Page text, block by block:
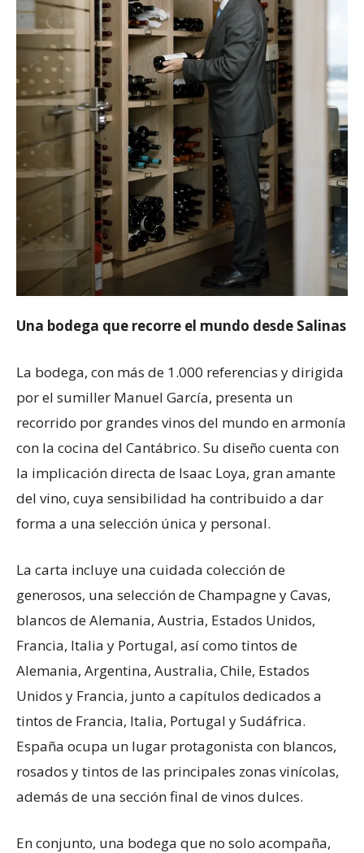
Una bodega que recorre el mundo desde Salinas
La bodega, con más de 1.000 referencias y dirigida
por el sumiller Manuel García, presenta un
recorrido por grandes vinos del mundo en armonía
con la cocina del Cantábrico. Su diseño cuenta con
la implicación directa de Isaac Loya, gran amante
del vino, cuya sensibilidad ha contribuido a dar
forma a una selección única y personal.
La carta incluye una cuidada colección de
generosos, una selección de Champagne y Cavas,
blancos de Alemania, Austria, Estados Unidos,
Francia, Italia y Portugal, así como tintos de
Alemania, Argentina, Australia, Chile, Estados
Unidos y Francia, junto a capítulos dedicados a
tintos de Francia, Italia, Portugal y Sudáfrica.
España ocupa un lugar protagonista con blancos,
rosados y tintos de las principales zonas vinícolas,
además de una sección final de vinos dulces.
En conjunto, una bodega que no solo acompaña,